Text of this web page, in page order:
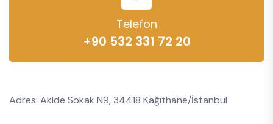
Telefon
+90 532 331 72 20
Adres: Akide Sokak N9, 34418 Kağıthane/İstanbul